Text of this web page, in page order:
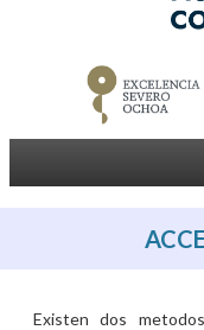
Existen dos